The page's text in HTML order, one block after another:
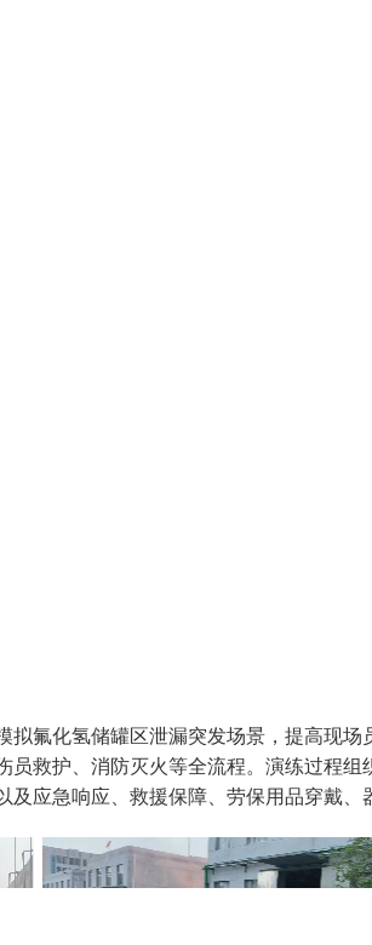
氟化氢储罐区泄漏突发场景，提高现场
救护、消防灭火等全流程。演练过程
应急响应、救援保障、劳保用品穿戴、